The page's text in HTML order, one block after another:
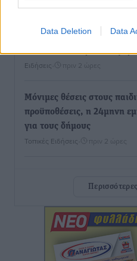
Data Deletion Data
Συνεχίζεται η έξοδος
Ειδήσεις πριν 2 ώρες
Μόνιμες θέσεις στους
προϋποθέσεις, η 24μηνη
για τους δήμους
Τοπικές Ειδήσεις πριν 2 ώρες
ψαράδες ο αλιευτικός
Ακαθάριστα οικόπεδα: Τι
δεν τα καθαρίσει – Πώς